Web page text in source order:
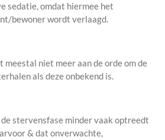
sedatie, omdat hiermee het
bewoner wordt verlaagd.
meestal niet meer aan de orde om de
als deze onbekend is.
stervensfase minder vaak optreedt
& dat onverwachte,